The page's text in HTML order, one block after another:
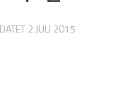
2 JULI 2015